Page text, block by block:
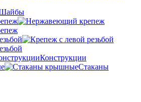
Конструкции
Стаканы